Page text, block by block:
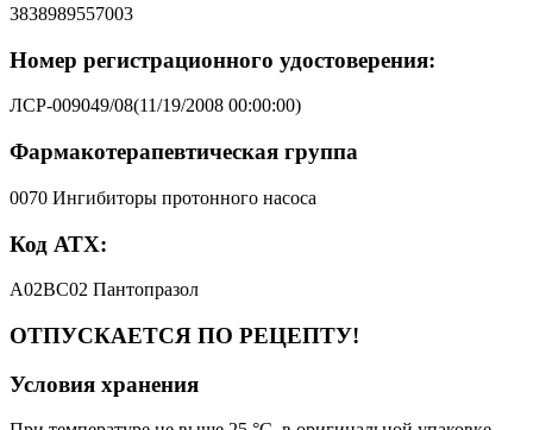
3838989557003
Номер регистрационного удостоверения:
ЛСР-009049/08(11/19/2008 00:00:00)
Фармакотерапевтическая группа
0070 Ингибиторы протонного насоса
Код АТХ:
A02BC02 Пантопразол
ОТПУСКАЕТСЯ ПО РЕЦЕПТУ!
Условия хранения